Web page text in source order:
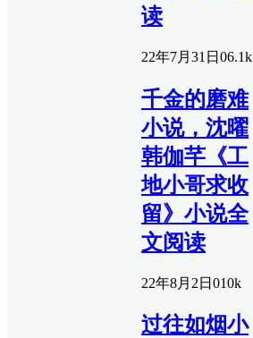
读
22年7月31日 06.1k
千金的磨难
小说，沈曜
韩伽芊《工
地小哥求收
留》小说全
文阅读
22年8月2日 010k
过往如烟小